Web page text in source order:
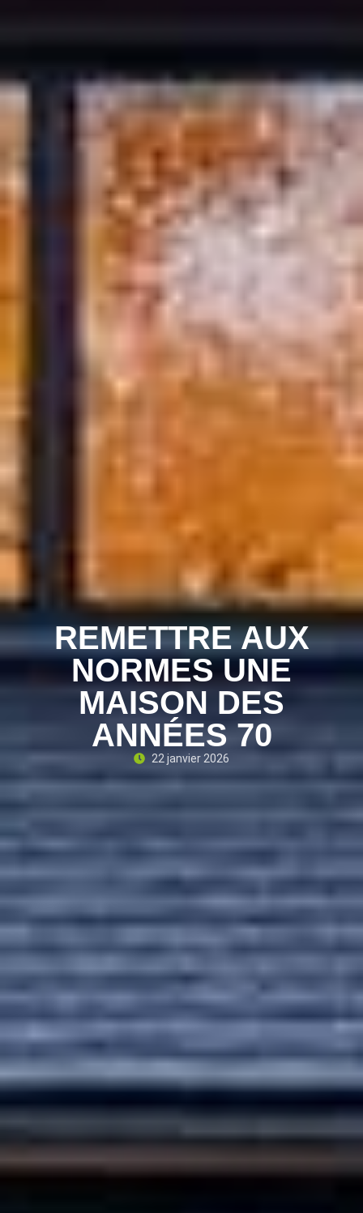
REMETTRE AUX
NORMES UNE
MAISON DES
ANNÉES 70
22 janvier 2026